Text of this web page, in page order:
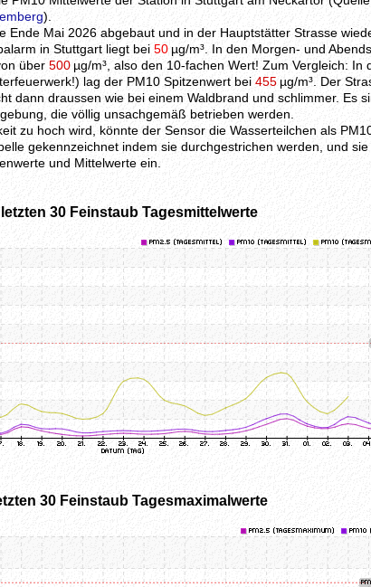
).
Ende Mai 2026 abgebaut und in der Hauptstätter Strasse
in Stuttgart liegt bei 50 µg/m³. In den Morgen- und
über 500µg/m³, also den 10-fachen Wert! Zum Vergleich: In
lag der PM10 Spitzenwert bei 455µg/m³. Der
dann draussen wie bei einem Waldbrand und schlimmer. Es
die völlig unsachgemäß betrieben werden.
zu hoch wird, könnte der Sensor die Wasserteilchen als
gekennzeichnet indem sie durchgestrichen werden, und
und Mittelwerte ein.
letzten 30 Feinstaub Tagesmittelwerte
30 Feinstaub Tagesmaximalwerte